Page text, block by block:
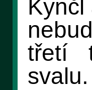
třetí